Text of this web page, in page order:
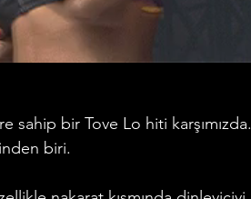
sahip bir Tove Lo hiti karşımızda.
biri.